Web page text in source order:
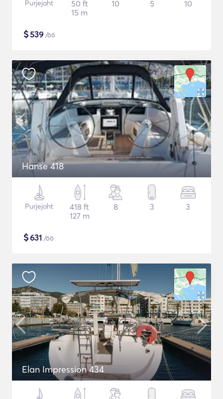
Purjejaht
50 ft
15 m
10 5 10
$539 /öö
Hanse 418
Purjejaht
418 ft
127 m
8 3 3
$631 /öö
Elan Impression 434